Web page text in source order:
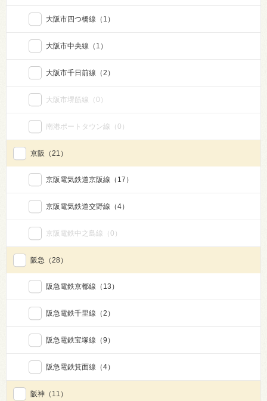
大阪市四つ橋線 （1）
大阪市中央線 （1）
大阪市千日前線 （2）
大阪市堺筋線 （0）
南港ポートタウン線 （0）
京阪 （21）
京阪電気鉄道京阪線 （17）
京阪電気鉄道交野線 （4）
京阪電鉄中之島線 （0）
阪急 （28）
阪急電鉄京都線 （13）
阪急電鉄千里線 （2）
阪急電鉄宝塚線 （9）
阪急電鉄箕面線 （4）
阪神 （11）